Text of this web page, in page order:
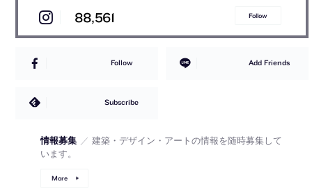
88,561 Follow
Follow Add Friends
Subscribe
情報募集 ／ 建築・デザイン・アートの情報を随時募集して
います。
More